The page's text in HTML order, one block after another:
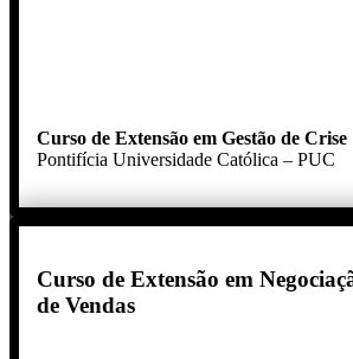
Curso de Extensão em Gestão de Crise
Pontifícia Universidade Católica – PUC
Curso de Extensão em
de Vendas